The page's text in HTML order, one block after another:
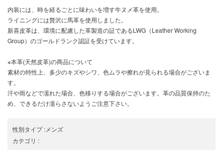
内装には、時を経るごとに味わいを増す牛ヌメ革を使用。
ライニングには贅沢に馬革を使用しました。
新喜皮革は、環境に配慮した革製造の証であるLWG（Leather Working
Group）のゴールドランク認証を受けています。
※本革(天然皮革)の商品について
素材の特性上、多少のキズやシワ、色ムラや擦れが見られる場合がございま
す。
汗や雨などで濡れた場合、色移りする場合がございます。革の品質保持のた
め、できるだけ濡らさないようご注意下さい。
性別タイプ:メンズ
カテゴリ :